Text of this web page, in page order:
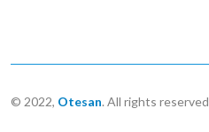
© 2022, Otesan. All rights reserved